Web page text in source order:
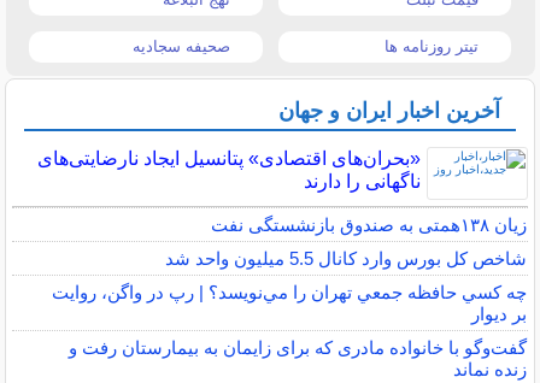
تیتر روزنامه ها صحیفه سجادیه
آخرین اخبار ایران و جهان
«بحران‌های اقتصادی» پتانسیل ایجاد نارضایتی‌های
ناگهانی را دارند
زیان ۱۳۸همتی به صندوق بازنشستگی نفت
شاخص کل بورس وارد کانال 5.5 میلیون واحد شد
چه كسي حافظه جمعي تهران را مي‌نويسد؟ | رپ در واگن، روايت
بر ديوار
گفت‌وگو با خانواده مادری که برای زایمان به بیمارستان رفت و
زنده نماند